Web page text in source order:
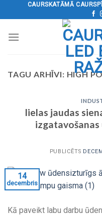
uz
CAURSKATĀMĀ
TAGU ARHĪVI: HIGH
lielas jaudas
izgatavošanas
PUBLICĒTS
14
decembris
Kā paveikt labu darbu